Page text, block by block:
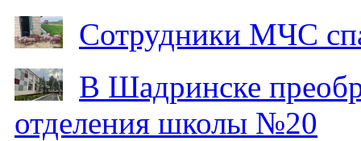
Сотрудники МЧС
В Шадринске
отделения школы №20